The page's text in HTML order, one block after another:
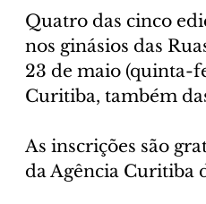
Quatro das cinco
nos ginásios das
23 de maio (quinta-
Curitiba, também
As inscrições são
da Agência Curitiba